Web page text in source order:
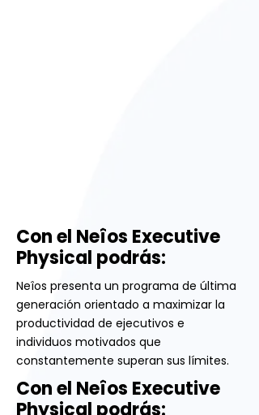
Con el Neîos Executive
Physical podrás:
Neîos presenta un programa de última
generación orientado a maximizar la
productividad de ejecutivos e
individuos motivados que
constantemente superan sus límites.
Con el Neîos Executive
Physical podrás: